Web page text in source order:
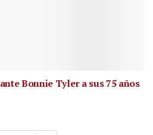
Bonnie Tyler a sus 75 años